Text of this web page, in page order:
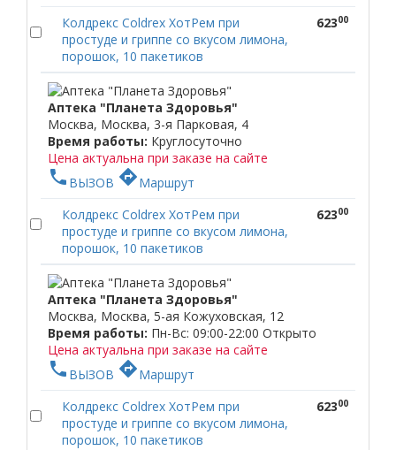
Колдрекс Coldrex ХотРем при
простуде и гриппе со вкусом лимона,
порошок, 10 пакетиков
62300
Аптека "Планета Здоровья"
Москва, Москва, 3-я Парковая, 4
Время работы: Круглосуточно
Цена актуальна при заказе на сайте
phone ВЫЗОВ directionsМаршрут
Колдрекс Coldrex ХотРем при
простуде и гриппе со вкусом лимона,
порошок, 10 пакетиков
62300
Аптека "Планета Здоровья"
Москва, Москва, 5-ая Кожуховская, 12
Время работы: Пн-Вс: 09:00-22:00 Открыто
Цена актуальна при заказе на сайте
phone ВЫЗОВ directionsМаршрут
Колдрекс Coldrex ХотРем при
простуде и гриппе со вкусом лимона,
порошок, 10 пакетиков
62300